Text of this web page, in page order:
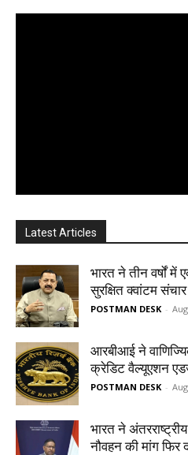
Latest Articles
भारत ने तीन वर्षों
सुरक्षित क्वांटम
POSTMAN DESK -
आरबीआई ने
क्रेडिट वैल्यूएशन
POSTMAN DESK -
भारत ने
नौवहन की मांग फिर